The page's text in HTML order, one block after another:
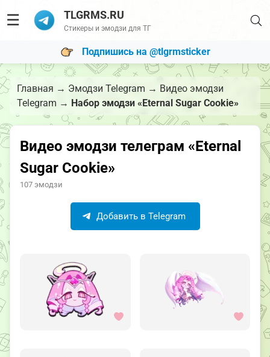
☰ TLGRMS.RU
Стикеры и эмодзи для ТГ
Подпишись на @tlgrmsticker
Главная → Эмодзи Telegram → Видео эмодзи
Telegram → Набор эмодзи «Eternal Sugar Cookie»
Видео эмодзи телеграм «Eternal
Sugar Cookie»
107 эмодзи
Добавить в Telegram